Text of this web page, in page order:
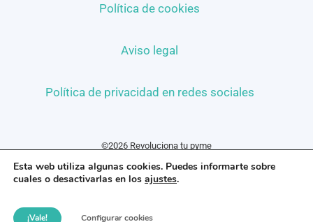
Política de cookies
Aviso legal
Política de privacidad en redes sociales
©2026 Revoluciona tu pyme
Esta web utiliza algunas cookies. Puedes informarte sobre
cuales o desactivarlas en los ajustes.
¡Vale! Configurar cookies